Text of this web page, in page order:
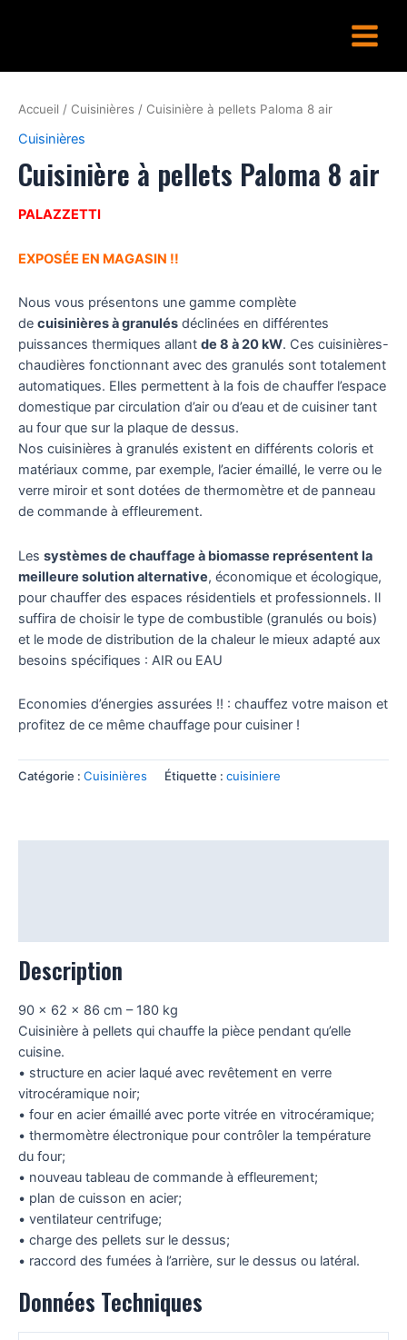
Menu
Accueil / Cuisinières / Cuisinière à pellets Paloma 8 air
Cuisinières
Cuisinière à pellets Paloma 8 air
PALAZZETTI
EXPOSÉE EN MAGASIN !!
Nous vous présentons une gamme complète
de cuisinières à granulés déclinées en différentes
puissances thermiques allant de 8 à 20 kW. Ces cuisinières-
chaudières fonctionnant avec des granulés sont totalement
automatiques. Elles permettent à la fois de chauffer l’espace
domestique par circulation d’air ou d’eau et de cuisiner tant
au four que sur la plaque de dessus.
Nos cuisinières à granulés existent en différents coloris et
matériaux comme, par exemple, l’acier émaillé, le verre ou le
verre miroir et sont dotées de thermomètre et de panneau
de commande à effleurement.
Les systèmes de chauffage à biomasse représentent la
meilleure solution alternative, économique et écologique,
pour chauffer des espaces résidentiels et professionnels. Il
suffira de choisir le type de combustible (granulés ou bois)
et le mode de distribution de la chaleur le mieux adapté aux
besoins spécifiques : AIR ou EAU
Economies d’énergies assurées !! : chauffez votre maison et
profitez de ce même chauffage pour cuisiner !
Catégorie : Cuisinières Étiquette : cuisiniere
Description
90 x 62 x 86 cm – 180 kg
Cuisinière à pellets qui chauffe la pièce pendant qu’elle
cuisine.
• structure en acier laqué avec revêtement en verre
vitrocéramique noir;
• four en acier émaillé avec porte vitrée en vitrocéramique;
• thermomètre électronique pour contrôler la température
du four;
• nouveau tableau de commande à effleurement;
• plan de cuisson en acier;
• ventilateur centrifuge;
• charge des pellets sur le dessus;
• raccord des fumées à l’arrière, sur le dessus ou latéral.
Données Techniques